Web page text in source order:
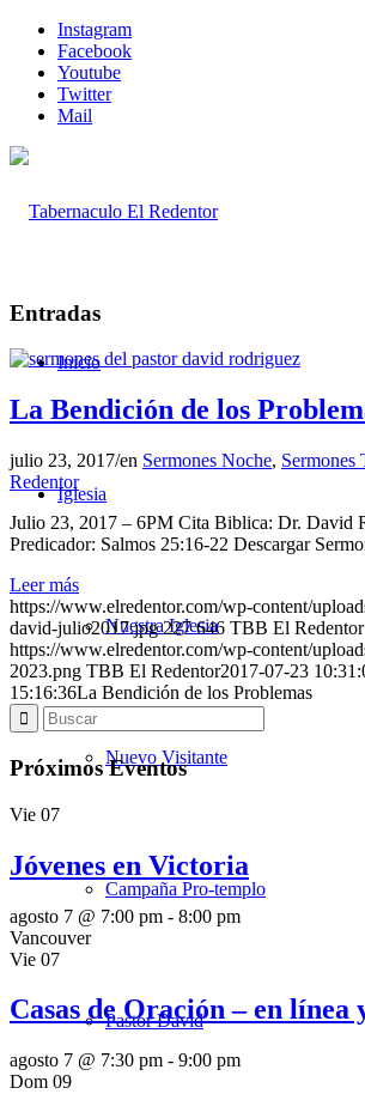
Instagram
Facebook
Youtube
Twitter
Mail
Inicio
Iglesia
Nuestra Iglesia
Nuevo Visitante
Campaña Pro-templo
Pastor David
Entradas
La Bendición de los
julio 23, 2017/en Sermones Noche, Sermones
Redentor
Julio 23, 2017 – 6PM Cita Biblica: Dr. David
Predicador: Salmos 25:16-22 Descargar
Leer más
https://www.elredentor.com/wp-content/
david-julio2017.jpg 227 646 TBB El Redentor
https://www.elredentor.com/wp-content/
2023.png TBB El Redentor2017-07-23
15:16:36La Bendición de los Problemas
Próximos Eventos
Vie 07
Jóvenes en Victoria
agosto 7 @ 7:00 pm - 8:00 pm
Vancouver
Vie 07
Casas de Oración – en línea
agosto 7 @ 7:30 pm - 9:00 pm
Dom 09